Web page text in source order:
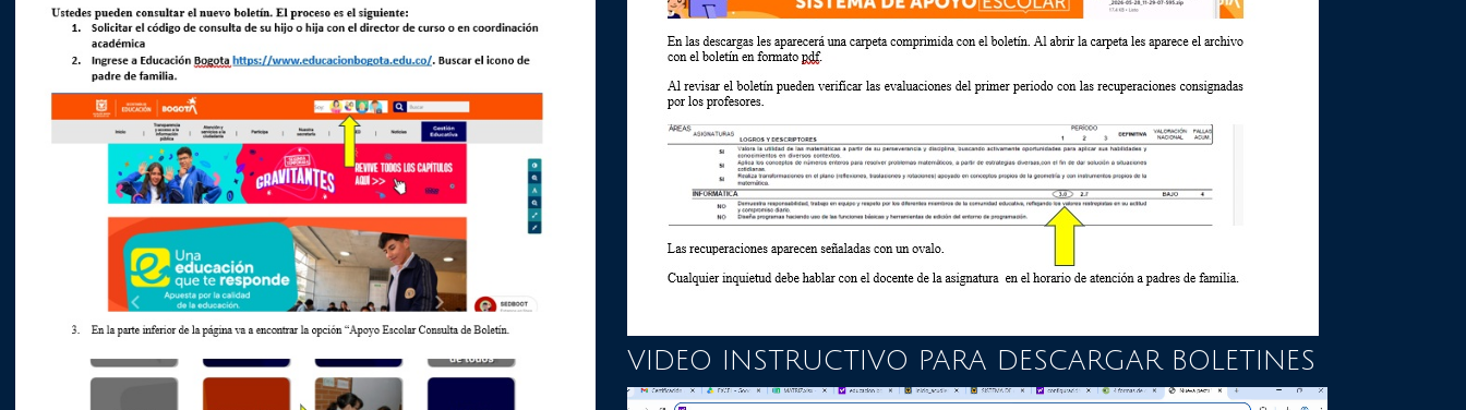
VIDEO INSTRUCTIVO PARA DESCARGAR BOLETINES
Reproductor